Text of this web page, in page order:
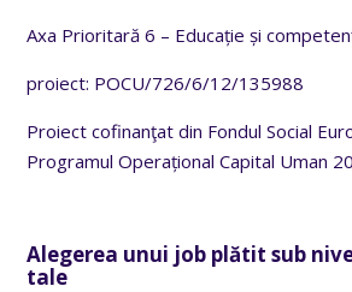
Axa Prioritară 6 – Educație și
proiect: POCU/726/6/12/135988
Proiect cofinanţat din Fondul Social
Programul Operațional Capital Uman
Alegerea unui job plătit sub
tale